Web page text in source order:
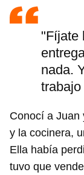
"Fíjate
nada.
Conocí a Juan
y la cocinera,
Ella había
tuvo que